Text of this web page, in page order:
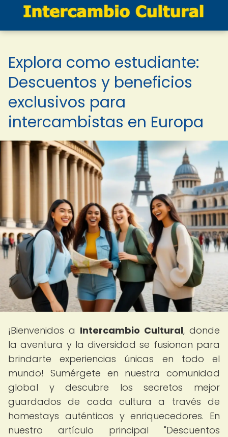
Explora como estudiante:
Descuentos y beneficios
exclusivos para
intercambistas en Europa
¡Bienvenidos a Intercambio Cultural, donde
la aventura y la diversidad se fusionan para
brindarte experiencias únicas en todo el
mundo! Sumérgete en nuestra comunidad
global y descubre los secretos mejor
guardados de cada cultura a través de
homestays auténticos y enriquecedores. En
nuestro artículo principal "Descuentos